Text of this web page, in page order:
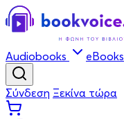
Audiobooks eBooks
Σύνδεση Ξεκίνα τώρα